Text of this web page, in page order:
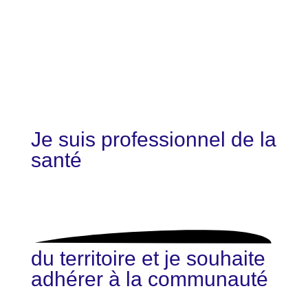
Je suis professionnel de la
santé
du territoire et je souhaite
adhérer à la communauté